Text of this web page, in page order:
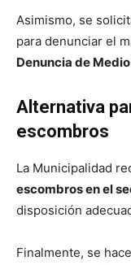
Asimismo, se
para denunciar el
Denuncia de
Alternativa
escombros
La Municipalidad
escombros en el
disposición
Finalmente, se